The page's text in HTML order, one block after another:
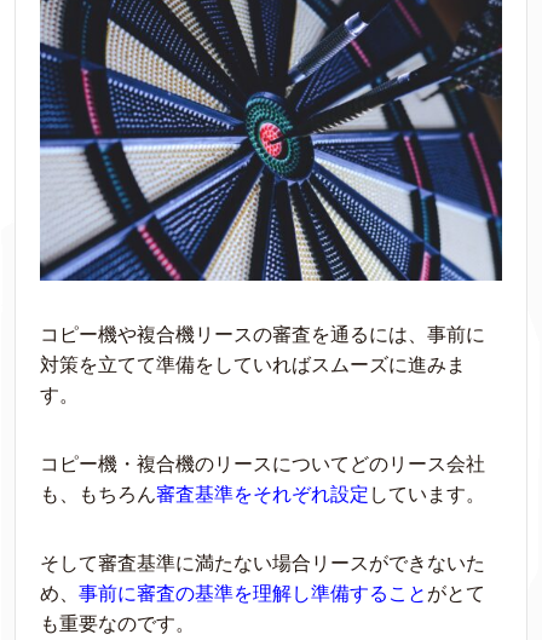
コピー機や複合機リースの審査を通るには、事前に
対策を立てて準備をしていればスムーズに進みま
す。
コピー機・複合機のリースについてどのリース会社
も、もちろん審査基準をそれぞれ設定 していま す。
そして審査基準に満たない場合リースができないた
め、 事前に審査の基準を理解し準備すること がとて
も重要なのです。